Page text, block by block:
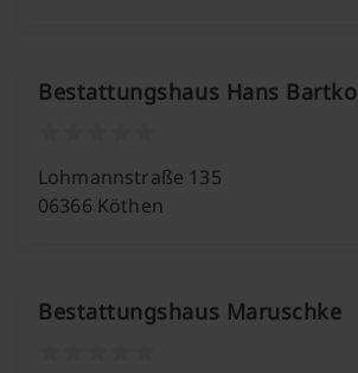
Bestattungshaus Hans Bartko
Lohmannstraße 135
06366 Köthen
Bestattungshaus Maruschke